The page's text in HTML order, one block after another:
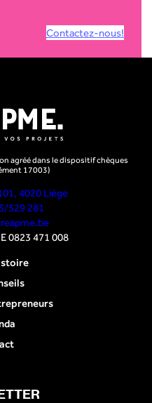
Contactez-nous!
agréé dans le dispositif chèques
17003)
4020 Liège
529 281
0823 471 008